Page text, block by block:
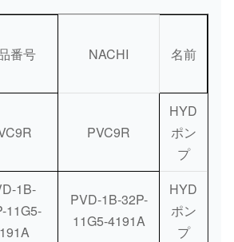
み/海の船積み
番号 NACHI 名前
PVC9R
HYD
ポン
プ
1B-
11G5-
PVD-1B-32P-
11G5-4191A
HYD
ポン
プ